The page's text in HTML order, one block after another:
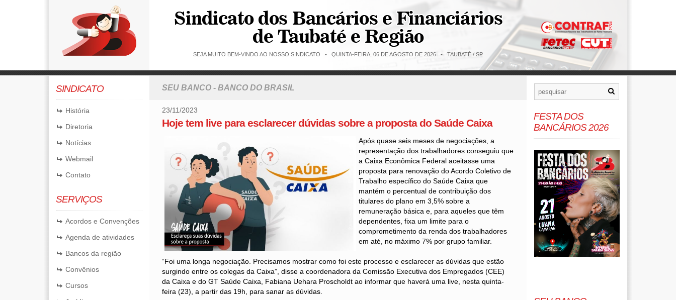
SEJA MUITO BEM-VINDO AO NOSSO SINDICATO • QUINTA-FEIRA, 06 DE AGOSTO DE 2026 • TAUBATÉ / SP
SINDICATO
História
Diretoria
Notícias
Webmail
Contato
SERVIÇOS
Acordos e Convenções
Agenda de atividades
Bancos da região
Convênios
Cursos
SEU BANCO - BANCO DO BRASIL
23/11/2023
Hoje tem live para esclarecer dúvidas sobre a proposta do Saúde Caixa
Após quase seis meses de negociações, a
representação dos trabalhadores conseguiu que
a Caixa Econômica Federal aceitasse uma
proposta para renovação do Acordo Coletivo de
Trabalho específico do Saúde Caixa que
mantém o percentual de contribuição dos
titulares do plano em 3,5% sobre a
remuneração básica e, para aqueles que têm
dependentes, fixa um limite para o
comprometimento da renda dos trabalhadores
em até, no máximo 7% por grupo familiar.
“Foi uma longa negociação. Precisamos mostrar como foi este processo e esclarecer as dúvidas que estão
surgindo entre os colegas da Caixa”, disse a coordenadora da Comissão Executiva dos Empregados (CEE)
da Caixa e do GT Saúde Caixa, Fabiana Uehara Proscholdt ao informar que haverá uma live, nesta quinta-
feira (23), a partir das 19h, para sanar as dúvidas.
FESTA DOS
BANCÁRIOS 2026